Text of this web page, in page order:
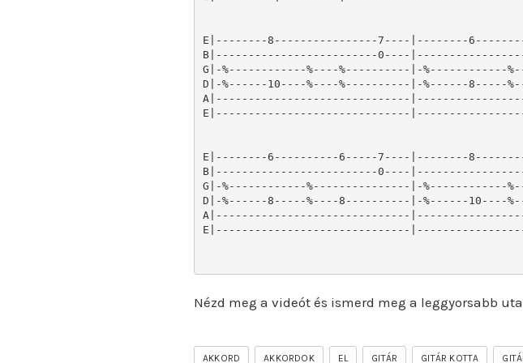
E|--------8----------------7----|--------
B|-------------------------0----
G|-%------------%----%----------|-%------------
D|-%------10----%----%----------|-%------8-----
A|------------------------------
E|------------------------------
E|--------6----------6-----7----|--------
B|-------------------------0----
G|-%------------%---------------|-%------------
D|-%------8-----%----8----------|-%------10----
A|------------------------------
E|------------------------------
Nézd meg a videót és ismerd meg a leggyorsabb
AKKORD AKKORDOK EL GITÁR GITÁR KOTTA